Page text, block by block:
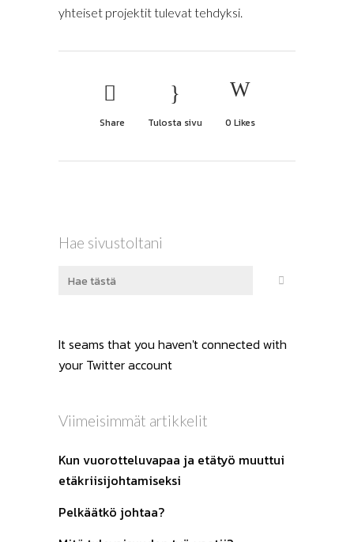
yhteiset projektit tulevat tehdyksi.
Share Tulosta sivu 0 Likes
Hae sivustoltani
It seams that you haven't connected with
your Twitter account
Viimeisimmät artikkelit
Kun vuorotteluvapaa ja etätyö muuttui
etäkriisijohtamiseksi
Pelkäätkö johtaa?